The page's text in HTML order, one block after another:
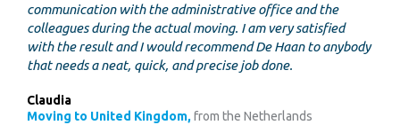
communication with the administrative office and the
colleagues during the actual moving. I am very satisfied
with the result and I would recommend De Haan to anybody
that needs a neat, quick, and precise job done.
Claudia
Moving to United Kingdom,from the Netherlands